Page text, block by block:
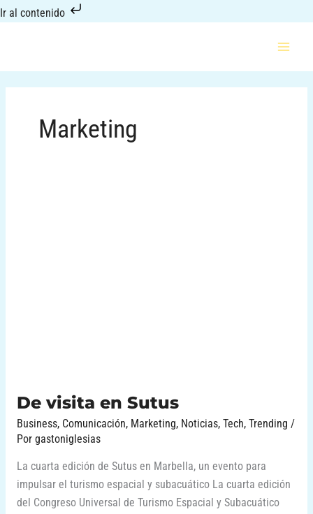
Ir al contenido
Ir
al
Marketing
De visita en Sutus
Business, Comunicación, Marketing, Noticias, Tech, Trending /
Por gastoniglesias
La cuarta edición de Sutus en Marbella, un evento para
impulsar el turismo espacial y subacuático La cuarta edición
del Congreso Universal de Turismo Espacial y Subacuático